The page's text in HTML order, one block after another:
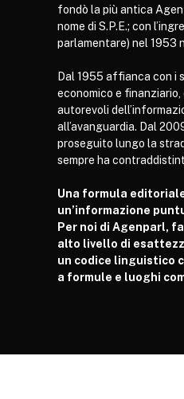
fondò la più antica
nome di S.P.E.; con
parlamentare) nel 1953
Dal 1955 affianca con i
economico e
autorevoli
all’avanguardia. Dal
proseguito lungo la
sempre ha
Una formula
un’informazione
Per noi di Agenparl,
alto livello di
un codice linguistico
a formule e luoghi